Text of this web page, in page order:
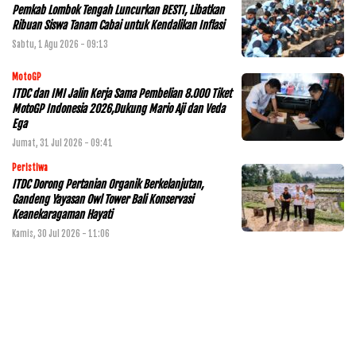
Pemkab Lombok Tengah Luncurkan BESTI, Libatkan
Ribuan Siswa Tanam Cabai untuk Kendalikan Inflasi
Sabtu, 1 Agu 2026 - 09:13
MotoGP
ITDC dan IMI Jalin Kerja Sama Pembelian 8.000 Tiket
MotoGP Indonesia 2026,Dukung Mario Aji dan Veda
Ega
Jumat, 31 Jul 2026 - 09:41
Peristiwa
ITDC Dorong Pertanian Organik Berkelanjutan,
Gandeng Yayasan Owl Tower Bali Konservasi
Keanekaragaman Hayati
Kamis, 30 Jul 2026 - 11:06